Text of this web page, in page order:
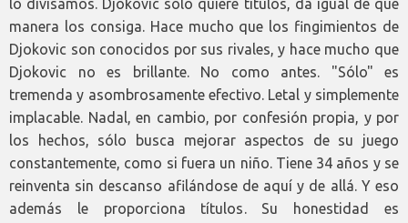
lo divisamos. Djokovic sólo quiere títulos, da igual de qué
manera los consiga. Hace mucho que los fingimientos de
Djokovic son conocidos por sus rivales, y hace mucho que
Djokovic no es brillante. No como antes. "Sólo" es
tremenda y asombrosamente efectivo. Letal y simplemente
implacable. Nadal, en cambio, por confesión propia, y por
los hechos, sólo busca mejorar aspectos de su juego
constantemente, como si fuera un niño. Tiene 34 años y se
reinventa sin descanso afilándose de aquí y de allá. Y eso
además le proporciona títulos. Su honestidad es